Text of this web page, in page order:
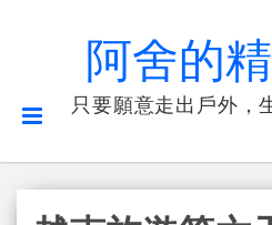
阿舍的
只要願意走出戶外，